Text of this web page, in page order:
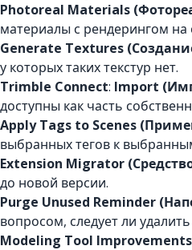
Photoreal Materials
материалы с рендерингом на
Generate Textures
у которых таких текстур нет.
Trimble Connect: Import
доступны как часть
Apply Tags to Scenes
выбранных тегов к
Extension Migrator
до новой версии.
Purge Unused Reminder
вопросом, следует ли
Modeling Tool